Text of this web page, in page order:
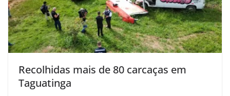
Recolhidas mais de 80 carcaças em
Taguatinga